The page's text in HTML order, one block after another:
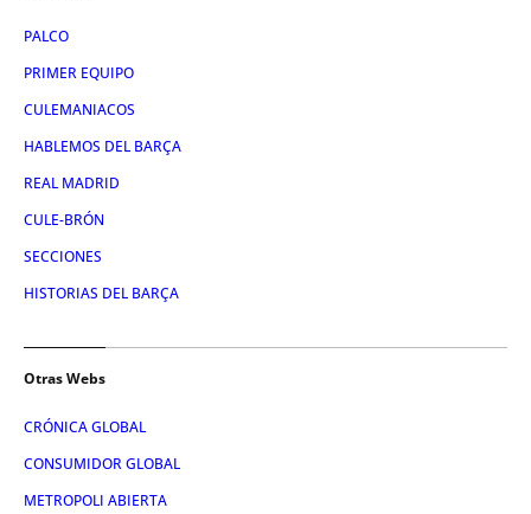
PALCO
PRIMER EQUIPO
CULEMANIACOS
HABLEMOS DEL BARÇA
REAL MADRID
CULE-BRÓN
SECCIONES
HISTORIAS DEL BARÇA
Otras Webs
CRÓNICA GLOBAL
CONSUMIDOR GLOBAL
METROPOLI ABIERTA